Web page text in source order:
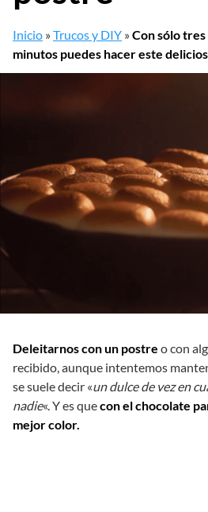
Inicio »Trucos y DIY »Con sólo
minutos puedes hacer este
Deleitarnos con un postre o con
recibido, aunque intentemos
se suele decir «un dulce de vez en
nadie«. Y es quecon el chocolate
mejor color.